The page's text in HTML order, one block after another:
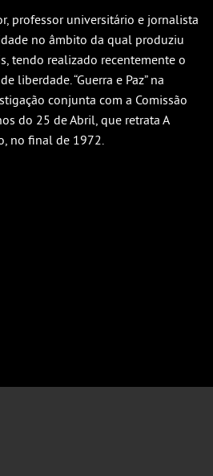
professor universitário e jornalista
no âmbito da qual produziu
tendo realizado recentemente o
liberdade. “Guerra e Paz” na
conjunta com a Comissão
do 25 de Abril, que retrata A
no final de 1972.